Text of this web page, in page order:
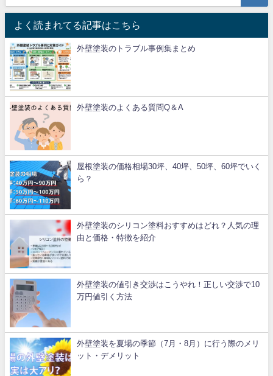
よく読まれてる記事はこちら
外壁塗装のトラブル事例集まとめ
外壁塗装のよくある質問Q＆A
屋根塗装の価格相場30坪、40坪、50坪、60坪でいく
ら？
外壁塗装のシリコン塗料おすすめはどれ？人気の理
由と価格・特徴を紹介
外壁塗装の値引き交渉はこうやれ！正しい交渉で10
万円値引く方法
外壁塗装を夏場の季節（7月・8月）に行う際のメリ
ット・デメリット